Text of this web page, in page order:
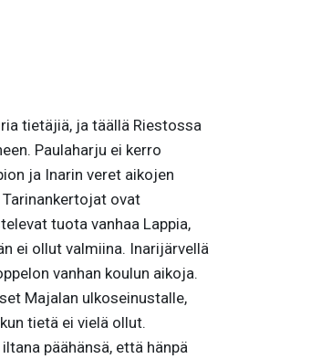
tietäjiä, ja täällä Riestossa
Paulaharju ei kerro
ja Inarin veret aikojen
ovat
tuota vanhaa Lappia,
ei ollut valmiina. Inarijärvellä
vanhan koulun aikoja.
Majalan ulkoseinustalle,
tietä ei vielä ollut.
päähänsä, että hänpä